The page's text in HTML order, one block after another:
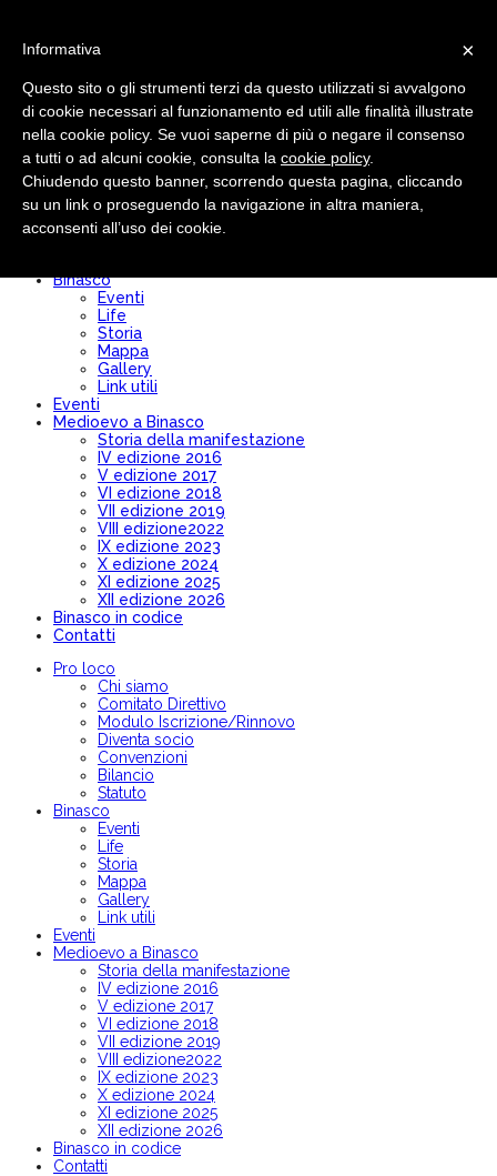
Pro loco
Chi siamo
Comitato Direttivo
Modulo Iscrizione/Rinnovo
Diventa socio
Convenzioni
Binasco
Eventi
Life
Storia
Mappa
Gallery
Link utili
Eventi
Medioevo a Binasco
Storia della manifestazione
IV edizione 2016
V edizione 2017
VI edizione 2018
VII edizione 2019
VIII edizione2022
IX edizione 2023
X edizione 2024
XI edizione 2025
XII edizione 2026
Binasco in codice
Contatti
Pro loco
Chi siamo
Comitato Direttivo
Modulo Iscrizione/Rinnovo
Diventa socio
Convenzioni
Bilancio
Statuto
Binasco
Eventi
Life
Storia
Mappa
Gallery
Link utili
Eventi
Medioevo a Binasco
Storia della manifestazione
IV edizione 2016
V edizione 2017
VI edizione 2018
VII edizione 2019
VIII edizione2022
IX edizione 2023
X edizione 2024
XI edizione 2025
XII edizione 2026
Binasco in codice
Contatti
×
Informativa
Questo sito o gli strumenti terzi da questo utilizzati si avvalgono
di cookie necessari al funzionamento ed utili alle finalità illustrate
nella cookie policy. Se vuoi saperne di più o negare il consenso
a tutti o ad alcuni cookie, consulta la cookie policy.
Chiudendo questo banner, scorrendo questa pagina, cliccando
su un link o proseguendo la navigazione in altra maniera,
acconsenti all’uso dei cookie.